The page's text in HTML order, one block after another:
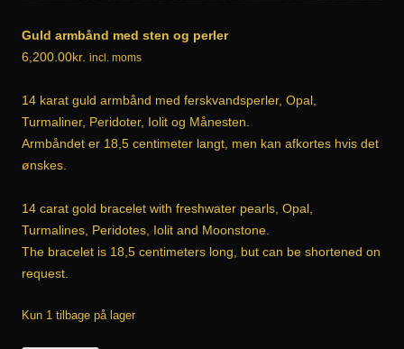
Guld armbånd med sten og perler
6,200.00kr. incl. moms
14 karat guld armbånd med ferskvandsperler, Opal,
Turmaliner, Peridoter, Iolit og Månesten.
Armbåndet er 18,5 centimeter langt, men kan afkortes hvis det
ønskes.
14 carat gold bracelet with freshwater pearls, Opal,
Turmalines, Peridotes, Iolit and Moonstone.
The bracelet is 18,5 centimeters long, but can be shortened on
request.
Kun 1 tilbage på lager